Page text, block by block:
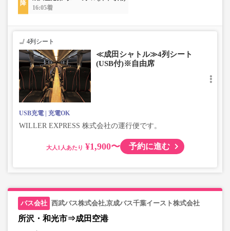
16:05着
4列シート
≪成田シャトル≫4列シート
(USB付)※自由席
USB充電 充電OK
WILLER EXPRESS 株式会社の運行便です。
大人 ¥1,900〜 予約に進む
西武バス株式会社,京成バス千葉イースト株式会社
所沢・和光市⇒成田空港